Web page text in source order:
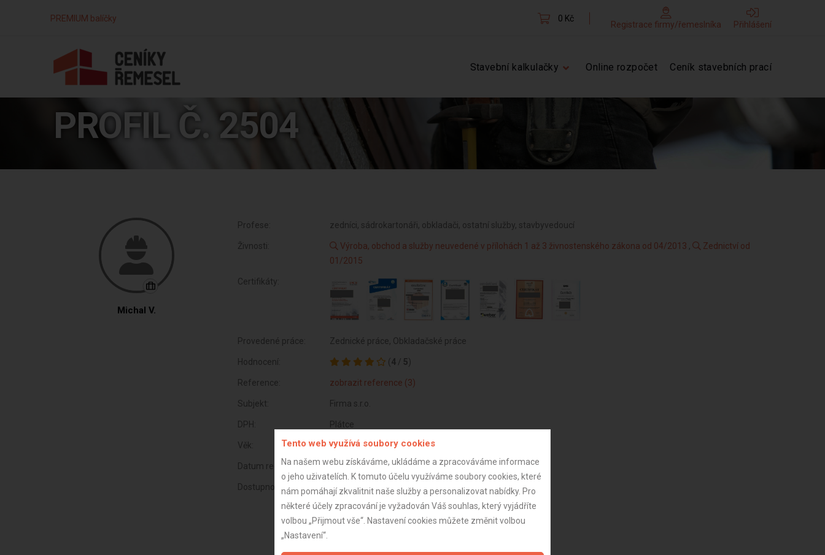
PREMIUM balíčky 0 Kč
Registrace firmy/řemeslníka Přihlášení
Stavební kalkulačky Online rozpočet Ceník stavebních prací
PROFIL Č. 2504
Michal V.
Profese: zedníci, sádrokartonáři, obkladači, ostatní služby, stavbyvedoucí
Živnosti: Výroba, obchod a služby neuvedené v přílohách 1 až 3 živnostenského zákona od 04/2013 ,
Zednictví od
01/2015
Certifikáty:
Provedené práce: Zednické práce, Obkladačské práce
Hodnocení: (4 / 5)
Reference: zobrazit reference (3)
Subjekt: Firma s.r.o.
DPH: Plátce
Věk: 45 let
Datum registrace: 6.11.2018
Dostupnost:
Tento web využívá soubory cookies
Na našem webu získáváme, ukládáme a zpracováváme informace
o jeho uživatelích. K tomuto účelu využíváme soubory cookies, které
nám pomáhají zkvalitnit naše služby a personalizovat nabídky. Pro
některé účely zpracování je vyžadován Váš souhlas, který vyjádříte
volbou „Přijmout vše“. Nastavení cookies můžete změnit volbou
„Nastavení“.